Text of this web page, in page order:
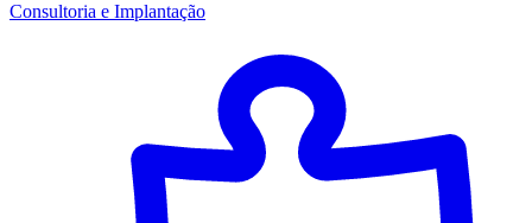
Consultoria e Implantação